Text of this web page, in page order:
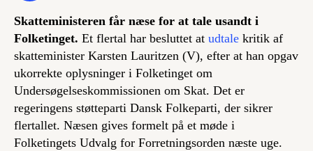
Skatteministeren får næse for at tale usandt i
Folketinget. Et flertal har besluttet at udtale kritik af
skatteminister Karsten Lauritzen (V), efter at han opgav
ukorrekte oplysninger i Folketinget om
Undersøgelseskommissionen om Skat. Det er
regeringens støtteparti Dansk Folkeparti, der sikrer
flertallet. Næsen gives formelt på et møde i
Folketingets Udvalg for Forretningsorden næste uge.